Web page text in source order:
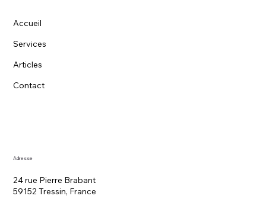
Accueil
Services
Articles
Contact
Adresse
24 rue Pierre Brabant
59152 Tressin, France